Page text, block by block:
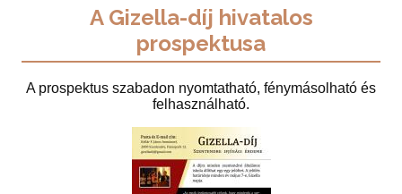
A Gizella-díj hivatalos
prospektusa
A prospektus szabadon nyomtatható, fénymásolható és
felhasználható.